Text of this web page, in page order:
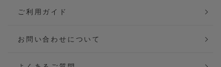
ご利用ガイド
お問い合わせについて